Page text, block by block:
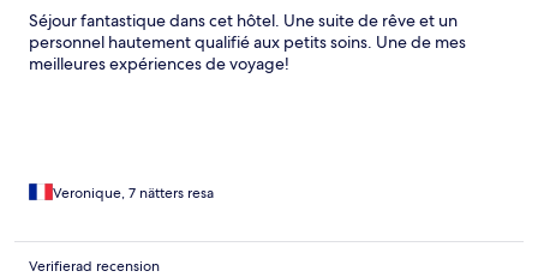
Séjour fantastique dans cet hôtel. Une suite de rêve et un
personnel hautement qualifié aux petits soins. Une de mes
meilleures expériences de voyage!
Veronique, 7 nätters resa
Verifierad recension